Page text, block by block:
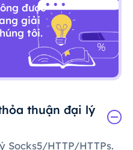
được
giải
tôi.
thuận đại lý
Socks5/HTTP/HTTPs.